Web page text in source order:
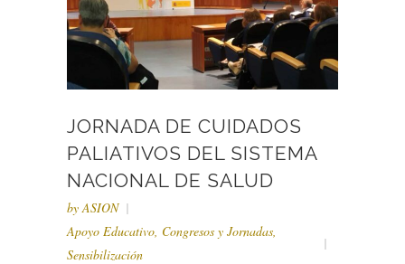
JORNADA DE CUIDADOS
PALIATIVOS DEL SISTEMA
NACIONAL DE SALUD
byASION
Apoyo Educativo, Congresos y Jornadas,
Sensibilización